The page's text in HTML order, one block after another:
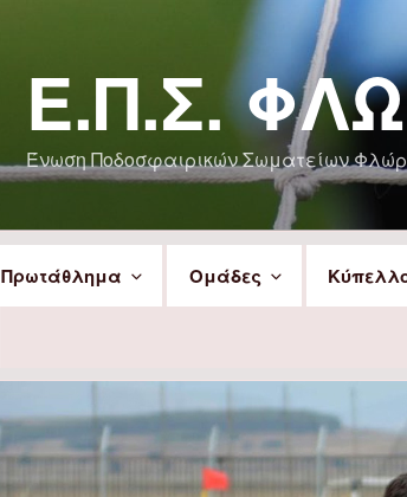
Ε.Π.Σ.
Ένωση Ποδοσφαιρικών Σωματείων
Πρωτάθλημα Ομάδες